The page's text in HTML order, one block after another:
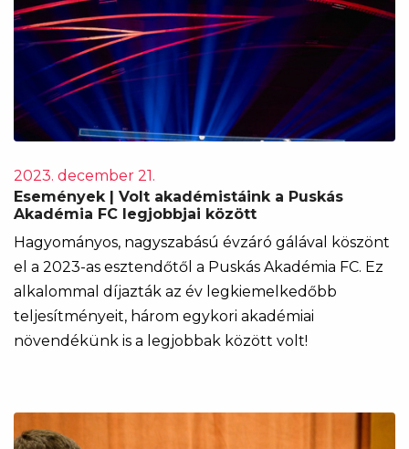
2023. december 21.
Események | Volt akadémistáink a Puskás
Akadémia FC legjobbjai között
Hagyományos, nagyszabású évzáró gálával köszönt
el a 2023-as esztendőtől a Puskás Akadémia FC. Ez
alkalommal díjazták az év legkiemelkedőbb
teljesítményeit, három egykori akadémiai
növendékünk is a legjobbak között volt!